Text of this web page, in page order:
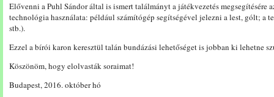
Elővenni a Puhl Sándor által is ismert találmányt a játékvezetés megsegítésére
technológia használata: például számítógép segítségével jelezni a lest, gólt; a
stb.).
Ezzel a bírói karon keresztül talán bundázási lehetőséget is jobban ki lehetne
Köszönöm, hogy elolvasták soraimat!
Budapest, 2016. október hó